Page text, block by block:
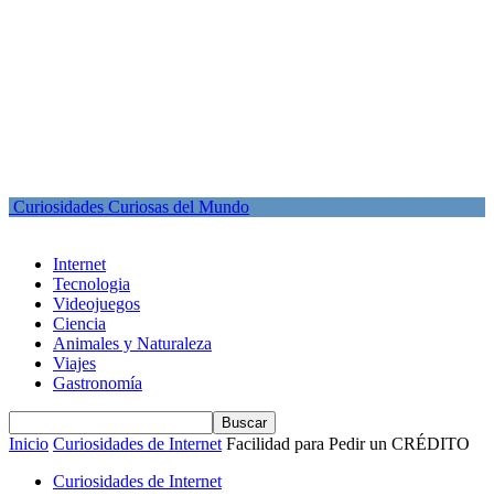
Curiosidades Curiosas del Mundo
Internet
Tecnologia
Videojuegos
Ciencia
Animales y Naturaleza
Viajes
Gastronomía
Inicio Curiosidades de Internet Facilidad para Pedir un CRÉDITO
Curiosidades de Internet